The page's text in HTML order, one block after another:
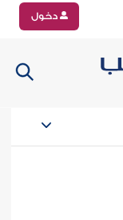
دخول